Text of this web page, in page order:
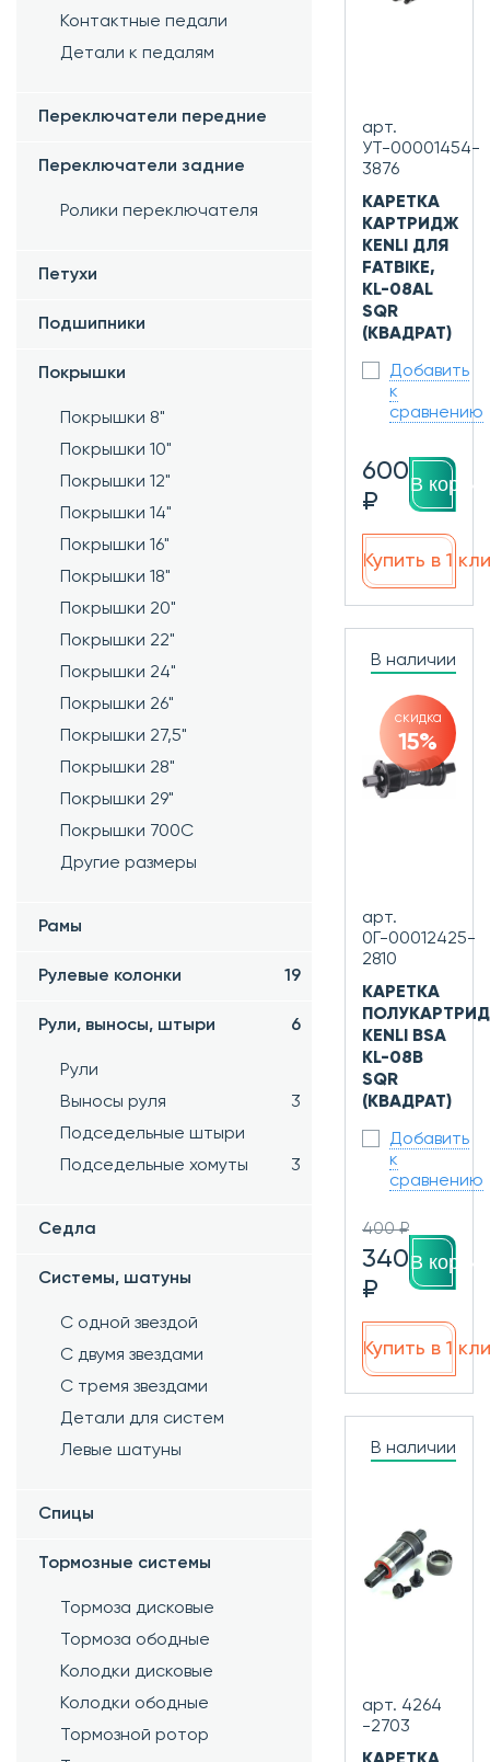
Контактные педали
Детали к педалям
Переключатели передние
Переключатели задние
Ролики переключателя
Петухи
Подшипники
Покрышки
Покрышки 8"
Покрышки 10"
Покрышки 12"
Покрышки 14"
Покрышки 16"
Покрышки 18"
Покрышки 20"
Покрышки 22"
Покрышки 24"
Покрышки 26"
Покрышки 27,5"
Покрышки 28"
Покрышки 29"
Покрышки 700C
Другие размеры
Рамы
Рулевые колонки 19
Рули, выносы, штыри 6
Рули
Выносы руля
3
Подседельные штыри
Подседельные хомуты
3
Седла
Системы, шатуны
С одной звездой
С двумя звездами
С тремя звездами
Детали для систем
Левые шатуны
Спицы
Тормозные системы
Тормоза дисковые
Тормоза ободные
Колодки дисковые
Колодки ободные
Тормозной ротор
арт.
УТ-00001454-
3876
КАРЕТКА
КАРТРИДЖ
KENLI ДЛЯ
FATBIKE,
KL-08AL
SQR
(КВАДРАТ)
Добавить
к
сравнению
600
₽
В
Купить в 1
В наличии
скидка
15%
арт.
0Г-00012425-
2810
КАРЕТКА
KENLI BSA
KL-08B
SQR
(КВАДРАТ)
Добавить
к
сравнению
400 ₽
340
₽
В
Купить в 1
В наличии
арт. 4264
-2703